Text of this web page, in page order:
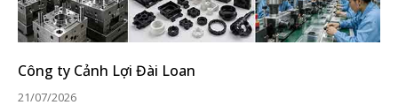
Công ty Cảnh Lợi Đài Loan
21/07/2026